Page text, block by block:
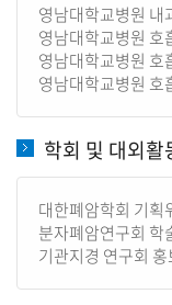
영남대학교병원 내
영남대학교병원 호
영남대학교병원 호
영남대학교병원 호
학회 및 대외활
대한폐암학회 기획
분자폐암연구회 학
기관지경 연구회 홍